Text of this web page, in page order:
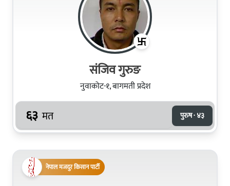
संजिव गुरुङ
नुवाकोट-१, बागमती प्रदेश
६३ मत पुरुष · ४३
नेपाल मजदुर किसान पार्टी